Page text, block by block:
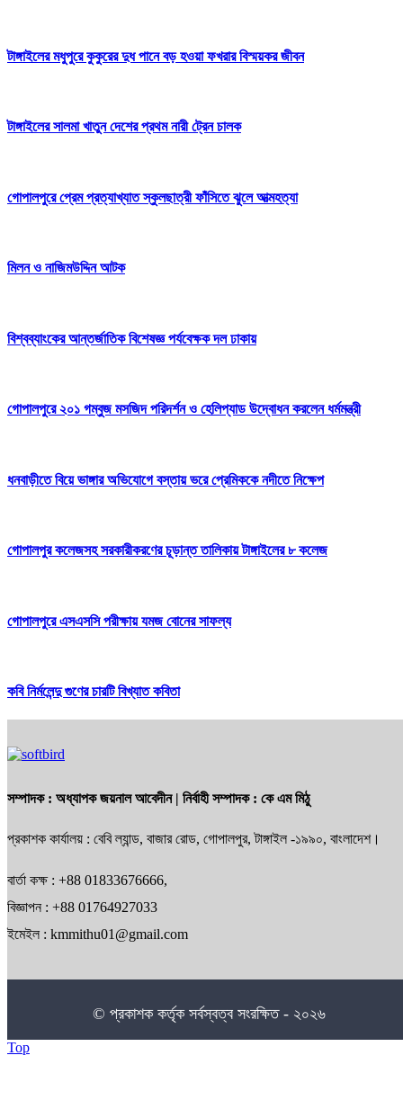
টাঙ্গাইলের মধুপুরে কুকুরের দুধ পানে বড় হওয়া ফখরার বিস্ময়কর জীবন
টাঙ্গাইলের সালমা খাতুন দেশের প্রথম নারী ট্রেন চালক
গোপালপুরে প্রেম প্রত্যাখ্যাত স্কুলছাত্রী ফাঁসিতে ঝুলে আত্মহত্যা
মিলন ও নাজিমউদ্দিন আটক
বিশ্বব্যাংকের আন্তর্জাতিক বিশেষজ্ঞ পর্যবেক্ষক দল ঢাকায়
গোপালপুরে ২০১ গম্বুজ মসজিদ পরিদর্শন ও হেলিপ্যাড উদ্বোধন করলেন ধর্মমন্ত্রী
ধনবাড়ীতে বিয়ে ভাঙ্গার অভিযোগে বস্তায় ভরে প্রেমিককে নদীতে নিক্ষেপ
গোপালপুর কলেজসহ সরকারীকরণের চূড়ান্ত তালিকায় টাঙ্গাইলের ৮ কলেজ
গোপালপুরে এসএসসি পরীক্ষায় যমজ বোনের সাফল্য
কবি নির্মলেন্দু গুণের চারটি বিখ্যাত কবিতা
সম্পাদক : অধ্যাপক জয়নাল আবেদীন| নির্বাহী সম্পাদক : কে এম মিঠু
প্রকাশক কার্যালয় : বেবি ল্যান্ড, বাজার রোড, গোপালপুর, টাঙ্গাইল -১৯৯০, বাংলাদেশ।
বার্তা কক্ষ : +88 01833676666,
বিজ্ঞাপন : +88 01764927033
ইমেইল : kmmithu01@gmail.com
© প্রকাশক কর্তৃক সর্বস্বত্ব সংরক্ষিত - ২০২৬
Top